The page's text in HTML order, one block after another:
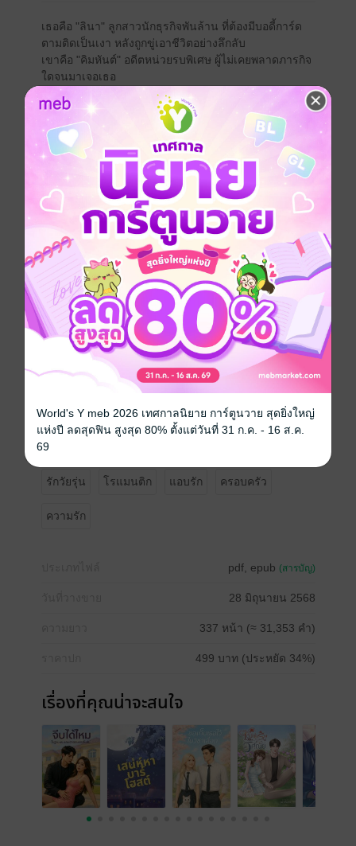
เธอคือ "ลินา" ลูกสาวนักธุรกิจพันล้าน ที่ต้องมีบอดี้การ์ด
ตามติดเป็นเงา หลังถูกขู่เอาชีวิตอย่างลึกลับ
เขาคือ "คิมหันต์" อดีตหน่วยรบพิเศษ ผู้ไม่เคยพลาดภารกิจ
ใดจนมาเจอเธอ
คืนหนึ่งหลังเหตุการณ์เฉียดตาย เธอวิ่งหนีฝนมาหลบใน
ห้องเขา ตัวสั่น หน้าซีด ฝนเปียกจนเสื้อติดตัว
"คุณไม่ควรเข้ามาห้องผมนะ"
เสียงเขาทุ้มต่ำ นิ่งเหมือนน้ำแข็ง
แต่ดวงตาอ่อนโยนยิ่งกว่าใคร
"แล้วคุณจะให้ฉันไปไหน ฉันกลัว"
เสียงเธอสั่น น้ำตาคลอ
เขาถอดเสื้อคลุมตัวเองห่มให้เธอช้าๆ แล้วใช้ผ้าเช็ดผมเธอ
อย่างแผ่วเบา ใกล้จนได้ยินเสียงหัวใจเต้น
"ต่อให้โลกทั้งใบคิดจะทำร้ายคุณ"
"ผมก็จะยืนข้างคุณจนกว่าจะไม่มีแรงแม้แต่จะยืน"
เธอกระพริบตาไล่น้ำตา แต่หัวใจกลับเต้นแรงยิ่งกว่าครั้ง
และรู้ในวินาทีนั้นว่า "ปลอดภัย" ไม่ใช่แค่เพราะเขาปกป้อง
ชีวิตเธอ
แต่เพราะเขาคือทั้งหัวใจ
รักวัยรุ่น โรแมนติก แอบรัก ครอบครัว
ความรัก
pdf, epub (สารบัญ)
28 มิถุนายน 2568
337 หน้า (≈ 31,353 คำ)
499 บาท (ประหยัด 34%)
เรื่องที่คุณน่าจะสนใจ
World's Y meb 2026 เทศกาลนิยาย การ์ตูนวาย สุดยิ่งใหญ่
แห่งปี ลดสุดฟิน สูงสุด 80% ตั้งแต่วันที่ 31 ก.ค. - 16 ส.ค.
69